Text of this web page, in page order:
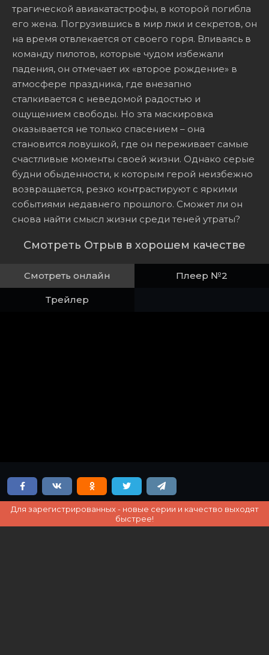
трагической авиакатастрофы, в которой погибла
его жена. Погрузившись в мир лжи и секретов, он
на время отвлекается от своего горя. Вливаясь в
команду пилотов, которые чудом избежали
падения, он отмечает их «второе рождение» в
атмосфере праздника, где внезапно
сталкивается с неведомой радостью и
ощущением свободы. Но эта маскировка
оказывается не только спасением – она
становится ловушкой, где он переживает самые
счастливые моменты своей жизни. Однако серые
будни обыденности, к которым герой неизбежно
возвращается, резко контрастируют с яркими
событиями недавнего прошлого. Сможет ли он
снова найти смысл жизни среди теней утраты?
Смотреть Отрыв в хорошем качестве
Смотреть онлайн Плеер №2
Трейлер
Для зарегистрированных - новые серии и качество выходят
быстрее!